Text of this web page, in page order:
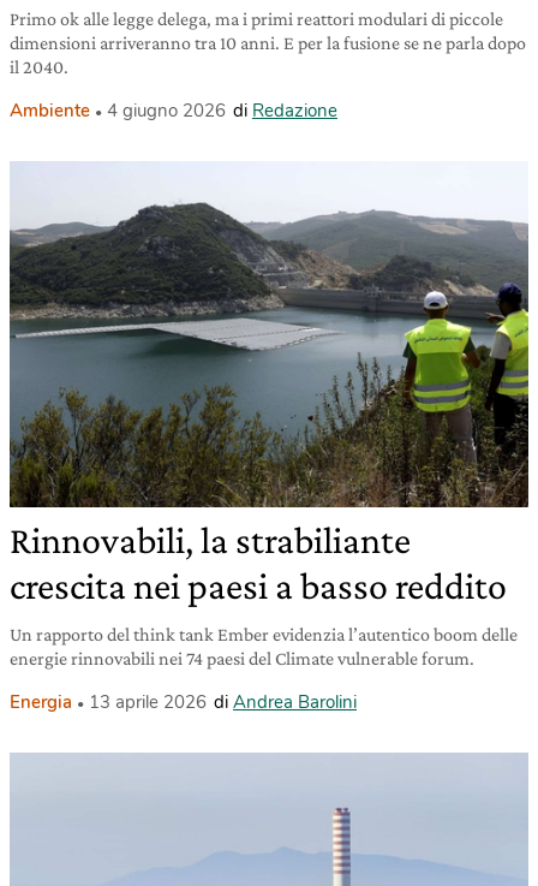
Primo ok alle legge delega, ma i primi reattori modulari di piccole
dimensioni arriveranno tra 10 anni. E per la fusione se ne parla dopo
il 2040.
Ambiente 4 giugno 2026 di Redazione
Rinnovabili, la strabiliante
crescita nei paesi a basso reddito
Un rapporto del think tank Ember evidenzia l’autentico boom delle
energie rinnovabili nei 74 paesi del Climate vulnerable forum.
Energia 13 aprile 2026 di Andrea Barolini